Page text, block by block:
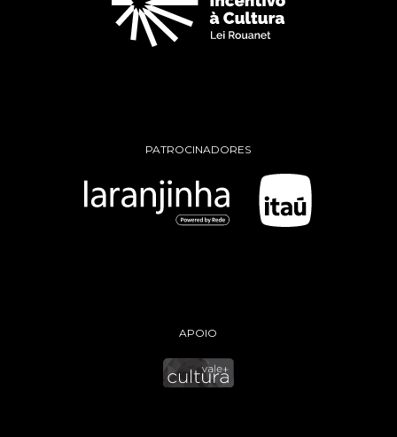
PATROCINADORES
APOIO